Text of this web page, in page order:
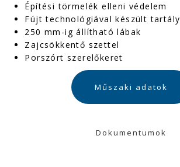
Építési törmelék elleni védelem
Fújt technológiával készült tartály
250 mm-ig állítható lábak
Zajcsökkentő szettel
Porszórt szerelőkeret
Műszaki adatok
Dokumentumok